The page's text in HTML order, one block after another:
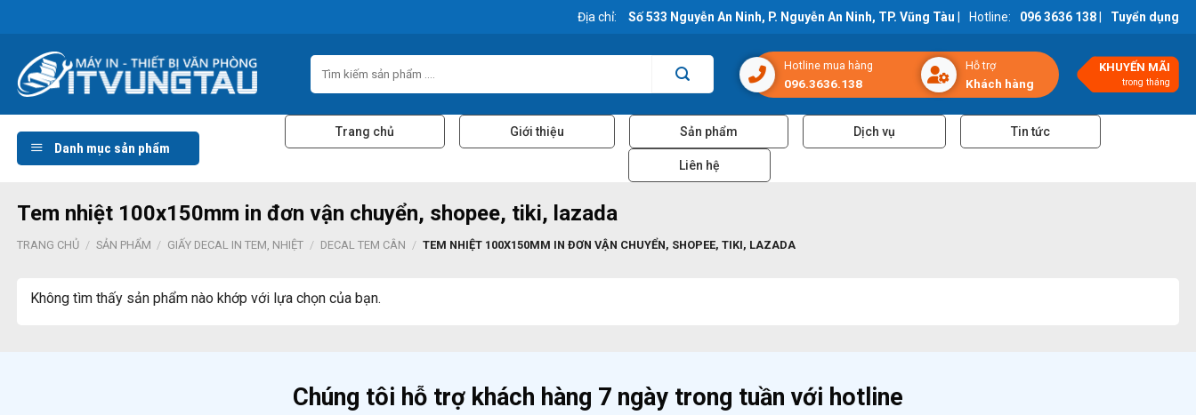
content
Địa chỉ: Số 533 Nguyễn An Ninh, P. Nguyễn An Ninh, TP. Vũng Tàu Hotline: 096 3636 138 Tuyển dụng
Tìm
kiếm:
Hotline mua hàng
096.3636.138
Hỗ trợ
Khách hàng
KHUYẾN MÃI
trong tháng
Danh mục sản phẩm
Trang chủ Giới thiệu Sản phẩm Dịch vụ Tin tức
Liên hệ
Tem nhiệt 100x150mm in đơn vận chuyển, shopee, tiki, lazada
TRANG CHỦ / SẢN PHẨM / GIẤY DECAL IN TEM, NHIỆT / DECAL TEM CÂN / TEM NHIỆT 100X150MM IN ĐƠN VẬN CHUYỂN, SHOPEE, TIKI, LAZADA
Không tìm thấy sản phẩm nào khớp với lựa chọn của bạn.
Chúng tôi hỗ trợ khách hàng 7 ngày trong tuần với hotline